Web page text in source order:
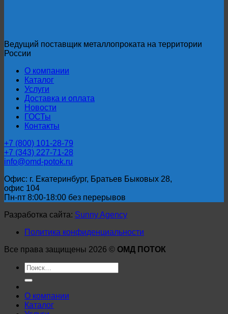
Ведущий поставщик металлопроката на территории
России
О компании
Каталог
Услуги
Доставка и оплата
Новости
ГОСТы
Контакты
+7 (800) 101-28-79
+7 (343) 227-71-28
info@omd-potok.ru
Офис: г. Екатеринбург, Братьев Быковых 28,
офис 104
Пн-пт 8:00-18:00 без перерывов
Разработка сайта: Sunny Agency
Политика конфиденциальности
Все права защищены 2026 © ОМД ПОТОК
Искать:
О компании
Каталог